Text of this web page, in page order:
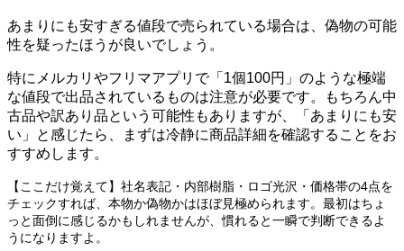
あまりにも安すぎる値段で売られている場合は、偽物の可能
性を疑ったほうが良いでしょう。
特にメルカリやフリマアプリで「1個100円」のような極端
な値段で出品されているものは注意が必要です。もちろん中
古品や訳あり品という可能性もありますが、「あまりにも安
い」と感じたら、まずは冷静に商品詳細を確認することをお
すすめします。
【ここだけ覚えて】社名表記・内部樹脂・ロゴ光沢・価格帯の4点を
チェックすれば、本物か偽物かはほぼ見極められます。最初はちょ
っと面倒に感じるかもしれませんが、慣れると一瞬で判断できるよ
うになりますよ。